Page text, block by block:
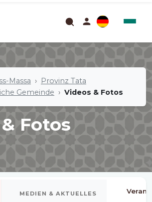
Massa
Provinz Tata
Gemeinde
Videos & Fotos
Fotos
MEDIEN & AKTUELLES